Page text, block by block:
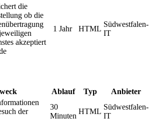
die
ob die
akzeptiert
1 Jahr HTML
Südwestfalen-
IT
Ablauf Typ Anbieter
der
30
Minuten
HTML
Südwestfalen-
IT